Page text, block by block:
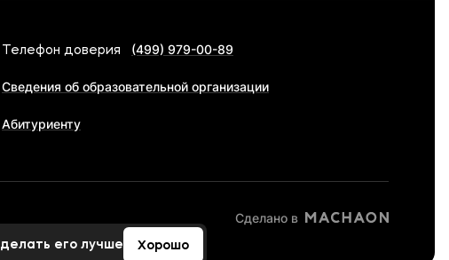
Телефон доверия (499) 979-00-89
Сведения об образовательной организации
Абитуриенту
Сделано в
его лучше Хорошо